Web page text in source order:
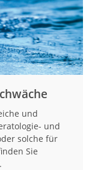
und
und
solche für
Sie